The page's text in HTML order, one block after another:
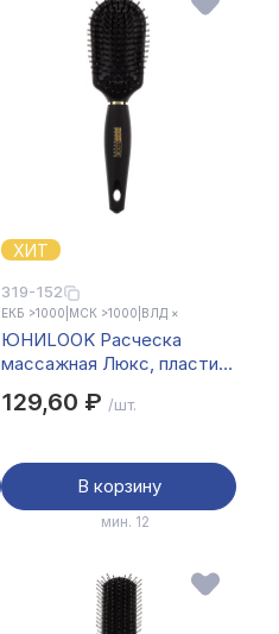
ХИТ
319-152
ЕКБ >1000 МСК >1000 ВЛД ×
ЮНИLOOK Расческа
массажная Люкс, пластик,
129,60 ₽ /шт.
В корзину
мин. 12